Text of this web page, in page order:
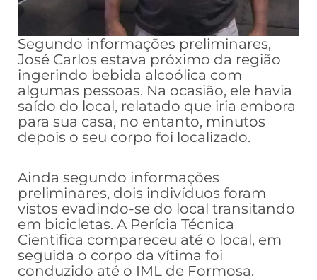
Segundo informações preliminares,
José Carlos estava próximo da região
ingerindo bebida alcoólica com
algumas pessoas. Na ocasião, ele havia
saído do local, relatado que iria embora
para sua casa, no entanto, minutos
depois o seu corpo foi localizado.
Ainda segundo informações
preliminares, dois indivíduos foram
vistos evadindo-se do local transitando
em bicicletas. A Perícia Técnica
Cientifica compareceu até o local, em
seguida o corpo da vítima foi
conduzido até o IML de Formosa.